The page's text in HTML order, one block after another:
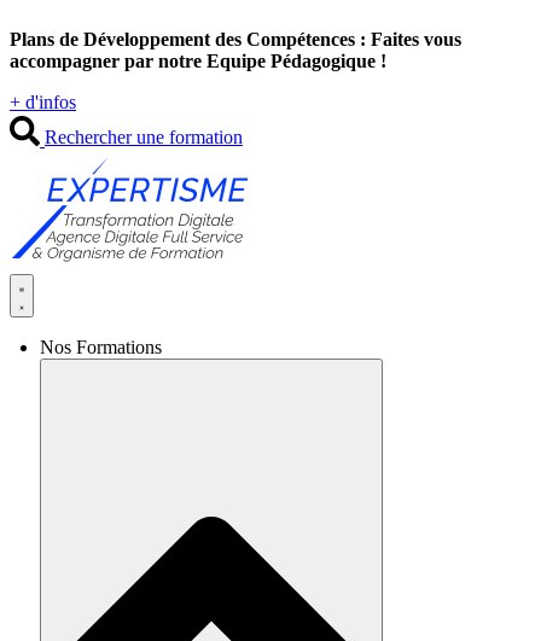
au
contenu
Plans de Développement des Compétences : Faites vous
accompagner par notre Equipe Pédagogique !
+ d'infos
Rechercher une formation
Nos Formations